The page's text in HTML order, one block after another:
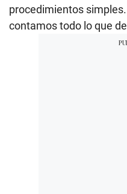
procedimientos
contamos todo lo que